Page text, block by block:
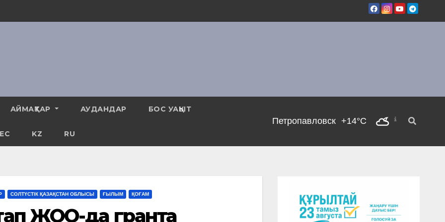
АЙМАҚТАР АУДАНДАР БОС УАҚЫТ
KZ RU
Петропавловск +14°C
СОЛТҮСТІК ҚАЗАҚСТАН ОБЛЫСЫ ҒЫЛЫМ ҚОҒАМ
ЖОО-да грантқа